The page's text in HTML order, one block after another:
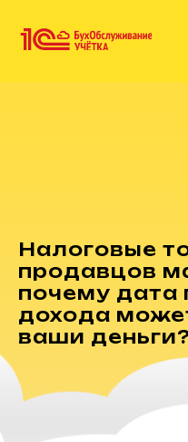
Налоговые
продавцов
почему дата
дохода
ваши